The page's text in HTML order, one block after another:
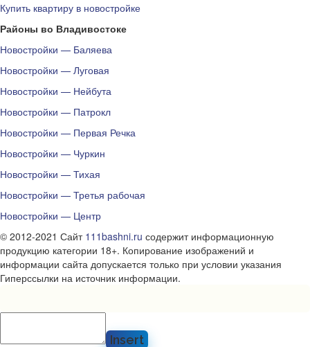
Купить квартиру в новостройке
Районы во Владивостоке
Новостройки — Баляева
Новостройки — Луговая
Новостройки — Нейбута
Новостройки — Патрокл
Новостройки — Первая Речка
Новостройки — Чуркин
Новостройки — Тихая
Новостройки — Третья рабочая
Новостройки — Центр
© 2012-2021 Сайт 111bashni.ru содержит информационную
продукцию категории 18+. Копирование изображений и
информации сайта допускается только при условии указания
Гиперссылки на источник информации.
Insert